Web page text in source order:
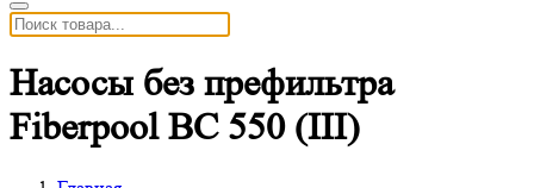
Насосы без префильтра
Fiberpool BC 550 (III)